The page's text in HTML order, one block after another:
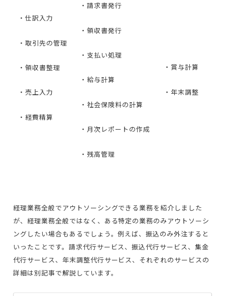
・仕訳入力
・取引先の管理
・領収書整理
・売上入力
・経費精算
・請求書発行
・領収書発行
・支払い処理
・給与計算
・社会保険料の計算
・月次レポートの作成
・残高管理
・賞与計算
・年末調整
経理業務全般でアウトソーシングできる業務を紹介しました
が、経理業務全般ではなく、ある特定の業務のみアウトソーシ
ングしたい場合もあるでしょう。例えば、振込のみ外注すると
いったことです。請求代行サービス、振込代行サービス、集金
代行サービス、年末調整代行サービス、それぞれのサービスの
詳細は別記事で解説しています。